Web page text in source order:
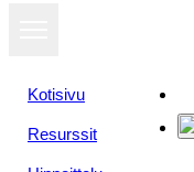
Kotisivu
Resurssit
Näytä